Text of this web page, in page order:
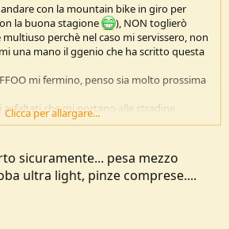
con la mountain bike in giro per
la buona stagione
), NON toglierò
perchè nel caso mi servissero, non
una mano il ggenio che ha scritto questa
mi fermino, penso sia molto prossima
che mi portano alle stradine
di velocità
).
Clicca per allargare...
sicuramente... pesa mezzo
ultra light, pinze comprese....